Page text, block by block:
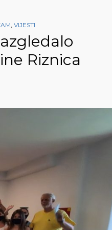
, VIJESTI
Riznica